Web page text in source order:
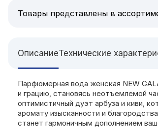
Товары представлены в
ОписаниеТехнические
Парфюмерная вода женская NEW
и грацию, становясь неотъемлемой
оптимистичный дуэт арбуза и киви,
аромату изысканности и
станет гармоничным дополнением